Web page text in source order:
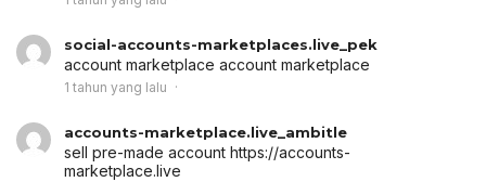
social-accounts-marketplaces.live_pek
account marketplace account marketplace
1 tahun yang lalu
accounts-marketplace.live_ambitle
sell pre-made account https://accounts-
marketplace.live